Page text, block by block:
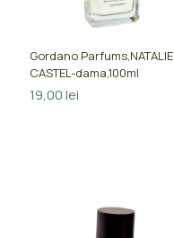
Gordano Parfums,NATALIE
CASTEL-dama,100ml
19,00lei